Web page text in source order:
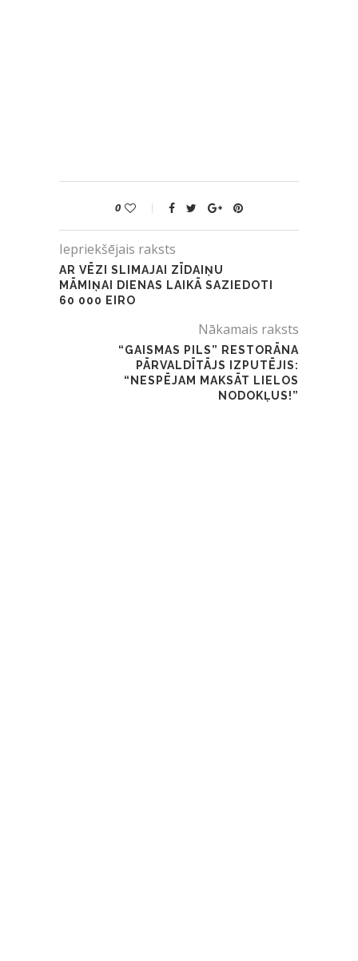
0
Iepriekšējais raksts
AR VĒZI SLIMAJAI ZĪDAIŅU
MĀMIŅAI DIENAS LAIKĀ SAZIEDOTI
60 000 EIRO
Nākamais raksts
“GAISMAS PILS” RESTORĀNA
PĀRVALDĪTĀJS IZPUTĒJIS:
“NESPĒJAM MAKSĀT LIELOS
NODOKĻUS!”